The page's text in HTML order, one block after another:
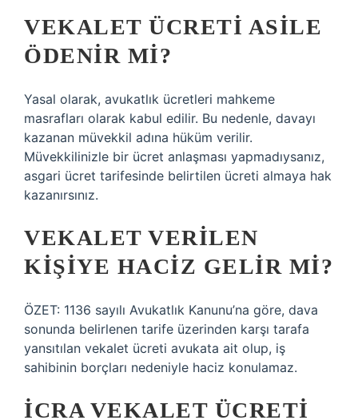
VEKALET ÜCRETI ASILE
ÖDENIR MI?
Yasal olarak, avukatlık ücretleri mahkeme
masrafları olarak kabul edilir. Bu nedenle, davayı
kazanan müvekkil adına hüküm verilir.
Müvekkilinizle bir ücret anlaşması yapmadıysanız,
asgari ücret tarifesinde belirtilen ücreti almaya hak
kazanırsınız.
VEKALET VERILEN
KIŞIYE HACIZ GELIR MI?
ÖZET: 1136 sayılı Avukatlık Kanunu’na göre, dava
sonunda belirlenen tarife üzerinden karşı tarafa
yansıtılan vekalet ücreti avukata ait olup, iş
sahibinin borçları nedeniyle haciz konulamaz.
İCRA VEKALET ÜCRETI